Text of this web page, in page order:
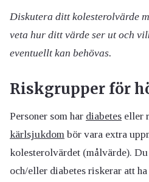
Diskutera ditt kolesterolvärde
veta hur ditt värde ser ut och
eventuellt kan behövas.
Riskgrupper för
Personer som har diabetes eller
kärlsjukdom bör vara extra
kolesterolvärdet (målvärde).
och/eller diabetes riskerar att